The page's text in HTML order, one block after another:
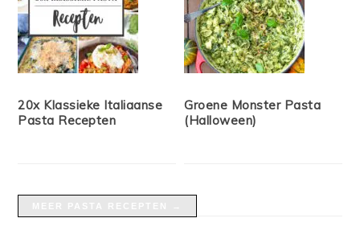
20x Klassieke Italiaanse
Pasta Recepten
Groene Monster Pasta
(Halloween)